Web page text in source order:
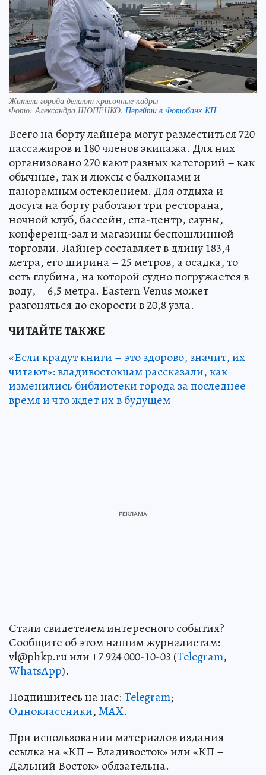
Жители города делают красочные кадры
Фото:Александра ШОПЕНКО. Перейти в Фотобанк КП
Всего на борту лайнера могут разместиться 720
пассажиров и 180 членов экипажа. Для них
организовано 270 кают разных категорий – как
обычные, так и люксы с балконами и
панорамным остеклением. Для отдыха и
досуга на борту работают три ресторана,
ночной клуб, бассейн, спа-центр, сауны,
конференц-зал и магазины беспошлинной
торговли. Лайнер составляет в длину 183,4
метра, его ширина – 25 метров, а осадка, то
есть глубина, на которой судно погружается в
воду, – 6,5 метра. Eastern Venus может
разгоняться до скорости в 20,8 узла.
ЧИТАЙТЕ ТАКЖЕ
«Если крадут книги – это здорово, значит, их
читают»: владивостокцам рассказали, как
изменились библиотеки города за последнее
время и что ждет их в будущем
Стали свидетелем интересного события?
Сообщите об этом нашим журналистам:
vl@phkp.ru или +7 924 000-10-03 (Telegram,
WhatsApp).
Подпишитесь на нас:Telegram;
Одноклассники,MAX.
При использовании материалов издания
ссылка на «КП – Владивосток» или «КП –
Дальний Восток» обязательна.